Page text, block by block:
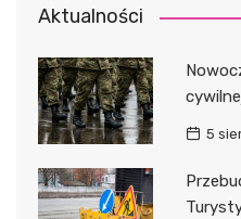
Aktualności
5